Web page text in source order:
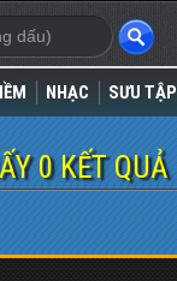
NHẠC SƯU TẬP
0 KẾT QUẢ